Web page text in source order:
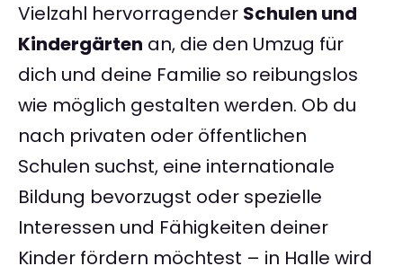
Vielzahl hervorragender Schulen und
Kindergärten an, die den Umzug für
dich und deine Familie so reibungslos
wie möglich gestalten werden. Ob du
nach privaten oder öffentlichen
Schulen suchst, eine internationale
Bildung bevorzugst oder spezielle
Interessen und Fähigkeiten deiner
Kinder fördern möchtest – in Halle wird